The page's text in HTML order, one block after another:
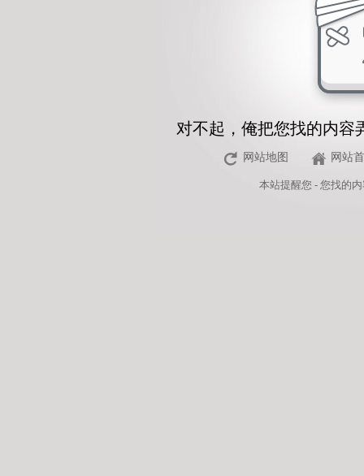
对不起，俺把您找的内容
网站地图 网站
本站提醒您 - 您找的